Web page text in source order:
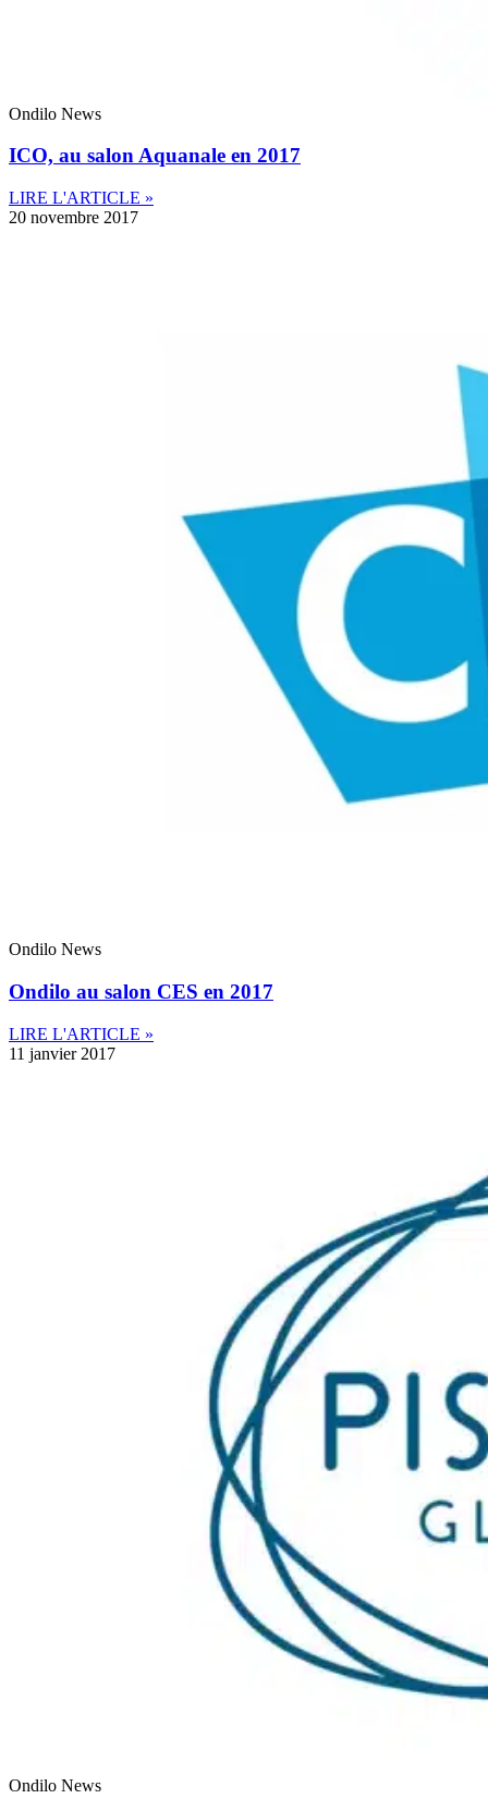
Ondilo News
ICO, au salon Aquanale en 2017
LIRE L'ARTICLE »
20 novembre 2017
Ondilo News
Ondilo au salon CES en 2017
LIRE L'ARTICLE »
11 janvier 2017
Ondilo News